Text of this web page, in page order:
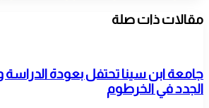
مقالات ذات صلة
جامعة ابن سينا تحتفل بعودة
الجدد في الخرطوم